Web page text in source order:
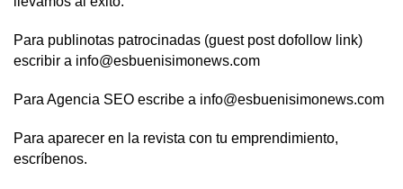
Para publinotas patrocinadas (guest post dofollow link)
escribir a info@esbuenisimonews.com
Para Agencia SEO escribe a info@esbuenisimonews.com
Para aparecer en la revista con tu emprendimiento,
escríbenos.